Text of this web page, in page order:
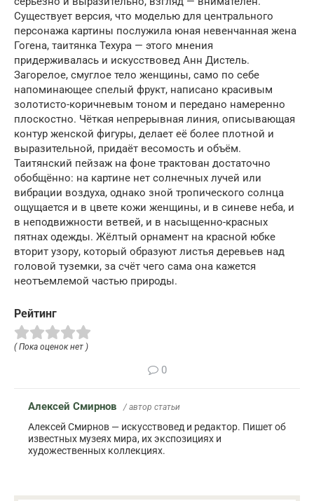
Существует версия, что моделью для центрального
персонажа картины послужила юная невенчанная жена
Гогена, таитянка Техура — этого мнения
придерживалась и искусствовед Анн Дистель.
Загорелое, смуглое тело женщины, само по себе
напоминающее спелый фрукт, написано красивым
золотисто-коричневым тоном и передано намеренно
плоскостно. Чёткая непрерывная линия, описывающая
контур женской фигуры, делает её более плотной и
выразительной, придаёт весомость и объём.
Таитянский пейзаж на фоне трактован достаточно
обобщённо: на картине нет солнечных лучей или
вибрации воздуха, однако зной тропического солнца
ощущается и в цвете кожи женщины, и в синеве неба, и
в неподвижности ветвей, и в насыщенно-красных
пятнах одежды. Жёлтый орнамент на красной юбке
вторит узору, который образуют листья деревьев над
головой туземки, за счёт чего сама она кажется
неотъемлемой частью природы.
Рейтинг
( Пока оценок нет )
0
Алексей Смирнов / автор статьи
Алексей Смирнов — искусствовед и редактор. Пишет об
известных музеях мира, их экспозициях и
художественных коллекциях.